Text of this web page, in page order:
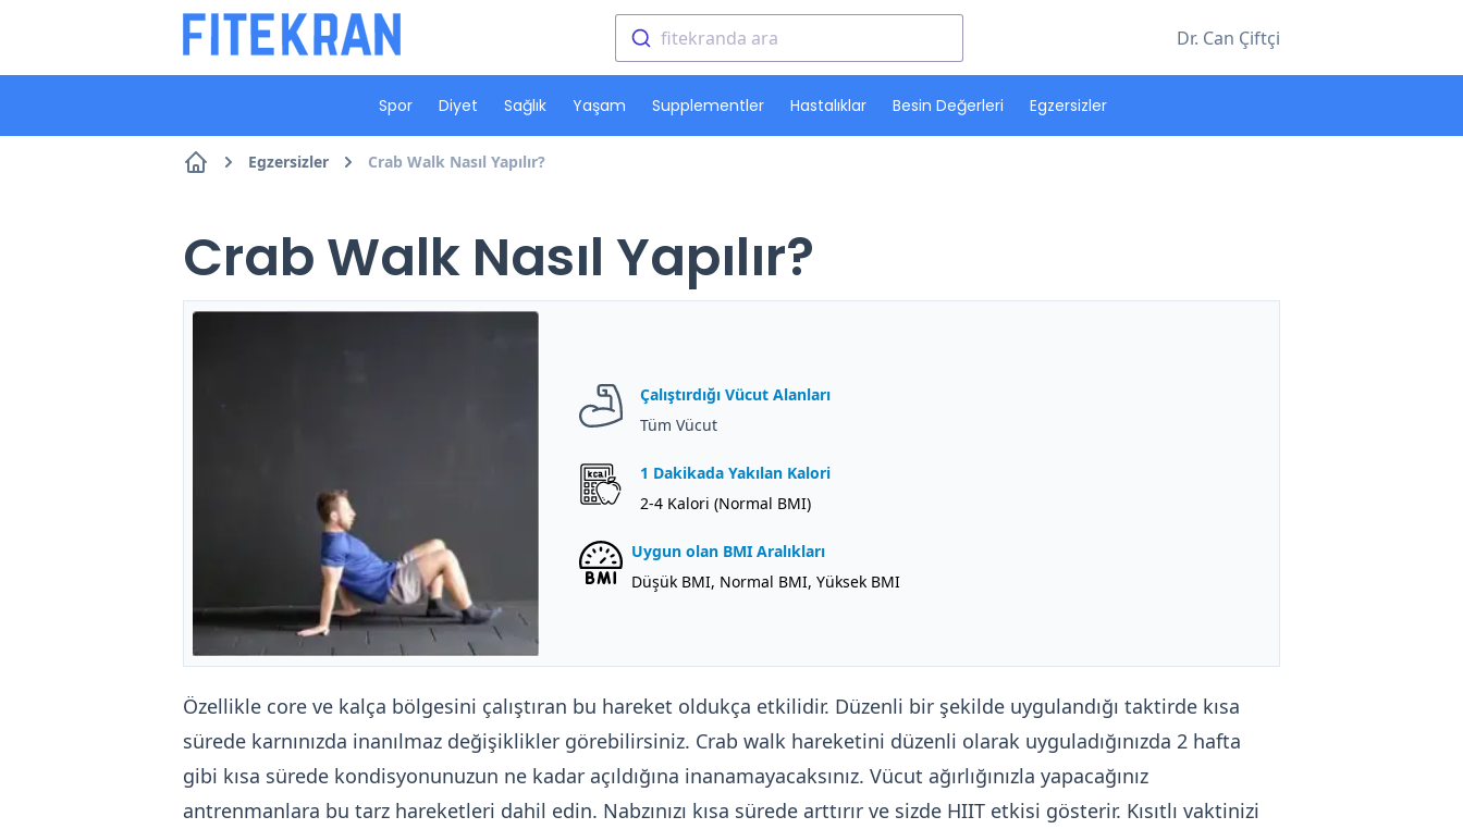
fitekranda ara Dr. Can Çiftçi
Spor Diyet Sağlık Yaşam Supplementler Hastalıklar Besin Değerleri Egzersizler
Egzersizler Crab Walk Nasıl Yapılır?
Crab Walk Nasıl Yapılır?
Çalıştırdığı Vücut Alanları
Tüm Vücut
1 Dakikada Yakılan Kalori
2-4 Kalori (Normal BMI)
Uygun olan BMI Aralıkları
Düşük BMI, Normal BMI, Yüksek BMI
Özellikle core ve kalça bölgesini çalıştıran bu hareket oldukça etkilidir. Düzenli bir şekilde uygulandığı taktirde kısa
sürede karnınızda inanılmaz değişiklikler görebilirsiniz. Crab walk hareketini düzenli olarak uyguladığınızda 2 hafta
gibi kısa sürede kondisyonunuzun ne kadar açıldığına inanamayacaksınız. Vücut ağırlığınızla yapacağınız
antrenmanlara bu tarz hareketleri dahil edin. Nabzınızı kısa sürede arttırır ve sizde HIIT etkisi gösterir. Kısıtlı vaktinizi